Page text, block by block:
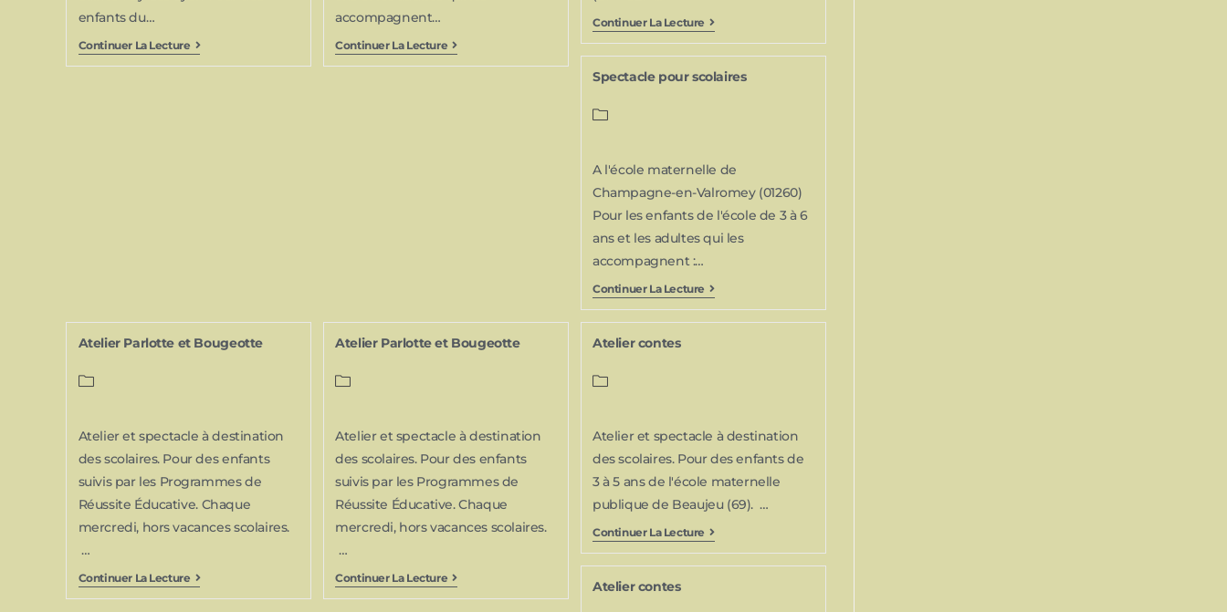
enfants du…
Continuer La Lecture
accompagnent…
Continuer La Lecture
Continuer La Lecture
Spectacle pour scolaires
A l'école maternelle de
Champagne-en-Valromey (01260)
Pour les enfants de l'école de 3 à 6
ans et les adultes qui les
accompagnent :…
Continuer La Lecture
Atelier Parlotte et Bougeotte
Atelier et spectacle à destination
des scolaires. Pour des enfants
suivis par les Programmes de
Réussite Éducative. Chaque
mercredi, hors vacances scolaires.
…
Continuer La Lecture
Atelier Parlotte et Bougeotte
Atelier et spectacle à destination
des scolaires. Pour des enfants
suivis par les Programmes de
Réussite Éducative. Chaque
mercredi, hors vacances scolaires.
…
Continuer La Lecture
Atelier contes
Atelier et spectacle à destination
des scolaires. Pour des enfants de
3 à 5 ans de l'école maternelle
publique de Beaujeu (69). …
Continuer La Lecture
Atelier contes